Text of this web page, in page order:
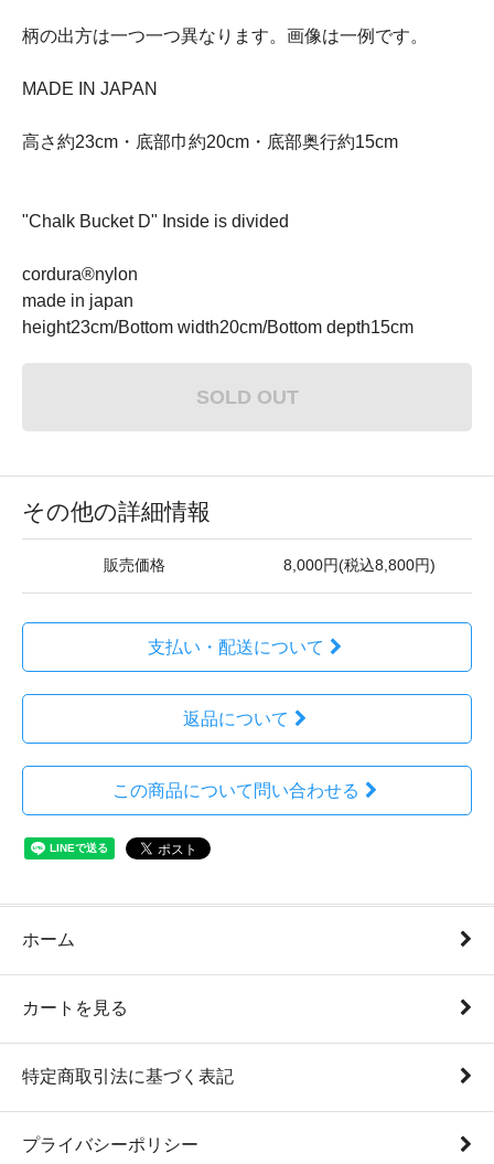
柄の出方は一つ一つ異なります。画像は一例です。
MADE IN JAPAN
高さ約23cm・底部巾約20cm・底部奥行約15cm
"Chalk Bucket D" Inside is divided
cordura®nylon
made in japan
height23cm/Bottom width20cm/Bottom depth15cm
SOLD OUT
その他の詳細情報
販売価格 8,000円(税込8,800円)
支払い・配送について
返品について
この商品について問い合わせる
ホーム
カートを見る
特定商取引法に基づく表記
プライバシーポリシー